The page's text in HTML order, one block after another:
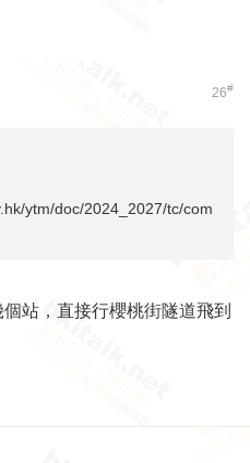
26#
ytm/doc/2024_2027/tc/com
站，直接行櫻桃街隧道飛到